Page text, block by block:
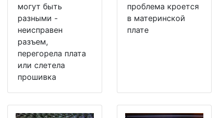
могут быть
разными -
неисправен
разъем,
перегорела плата
или слетела
прошивка
проблема кроется
в материнской
плате